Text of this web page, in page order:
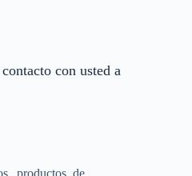
con usted a